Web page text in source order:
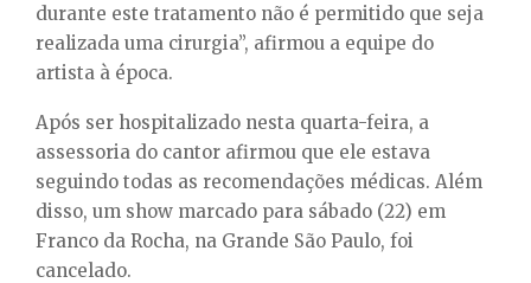
durante este tratamento não é permitido que seja
realizada uma cirurgia”, afirmou a equipe do
artista à época.
Após ser hospitalizado nesta quarta-feira, a
assessoria do cantor afirmou que ele estava
seguindo todas as recomendações médicas. Além
disso, um show marcado para sábado (22) em
Franco da Rocha, na Grande São Paulo, foi
cancelado.